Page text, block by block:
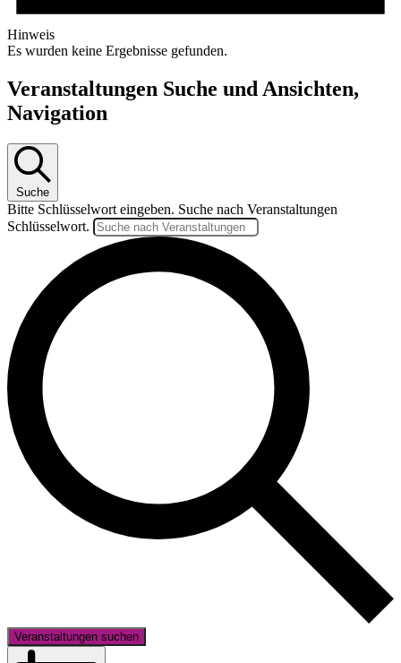
Hinweis
Es wurden keine Ergebnisse gefunden.
Veranstaltungen Suche und Ansichten,
Navigation
Suche
Bitte Schlüsselwort eingeben. Suche nach Veranstaltungen
Schlüsselwort.
Veranstaltungen suchen